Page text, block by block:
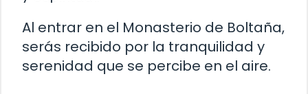
Al entrar en el Monasterio de Boltaña,
serás recibido por la tranquilidad y
serenidad que se percibe en el aire.